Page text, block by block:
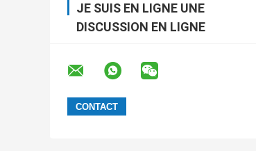
JE SUIS EN LIGNE UNE
DISCUSSION EN LIGNE